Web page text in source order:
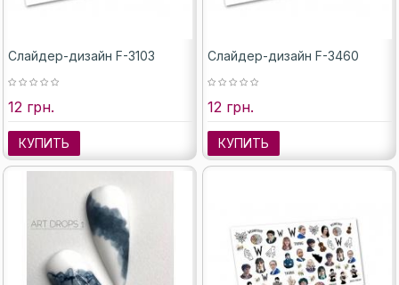
Слайдер-дизайн F-3103
12 грн.
КУПИТЬ
Слайдер-дизайн F-3460
12 грн.
КУПИТЬ